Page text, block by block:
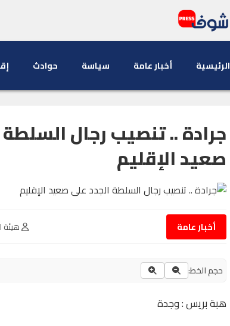
الرئيسية أخبار عامة سياسة حوادث
جرادة .. تنصيب رجال
صعيد الإقليم
أخبار عامة هيئة
حجم الخط:
هبة بريس : وجدة